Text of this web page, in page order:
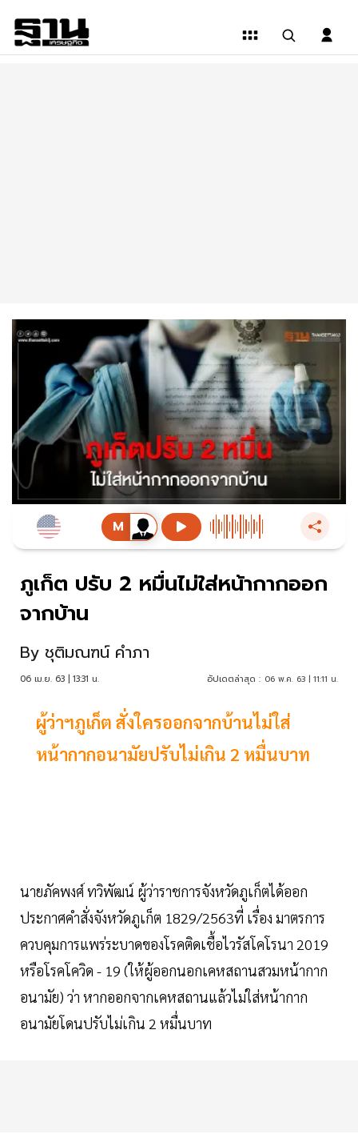
ภูเก็ต ปรับ 2 หมื่นไม่ใส่หน้ากากออก
จากบ้าน
By ชุติมณฑน์ คำภา
06 เม.ย. 63 | 13:31 น. อัปเดตล่าสุด : 06 พ.ค. 63 | 11:11 น.
ผู้ว่าฯภูเก็ต สั่งใครออกจากบ้านไม่ใส่
หน้ากากอนามัยปรับไม่เกิน 2 หมื่นบาท
นายภัคพงศ์ ทวิพัฒน์ ผู้ว่าราชการจังหวัดภูเก็ตได้ออก
ประกาศคำสั่งจังหวัดภูเก็ต 1829/2563ที่ เรื่อง มาตรการ
ควบคุมการแพร่ระบาดของโรคติดเชื้อไวรัสโคโรนา 2019
หรือโรคโควิด - 19 (ให้ผู้ออกนอกเคหสถานสวมหน้ากาก
อนามัย) ว่า หากออกจากเคหสถานแล้วไม่ใส่หน้ากาก
อนามัยโดนปรับไม่เกิน 2 หมื่นบาท